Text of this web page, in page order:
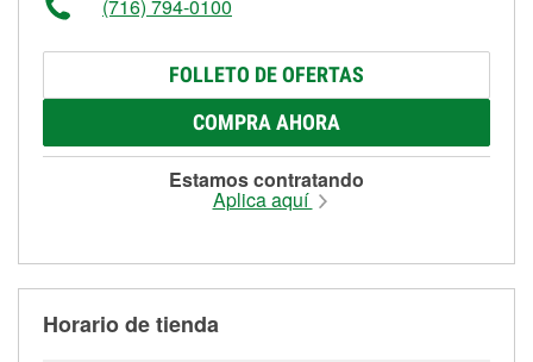
(716) 794-0100
FOLLETO DE OFERTAS
COMPRA AHORA
Estamos contratando
Aplica aquí
Horario de tienda